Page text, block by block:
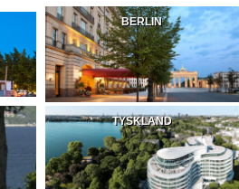
BERLIN
TYSKLAND